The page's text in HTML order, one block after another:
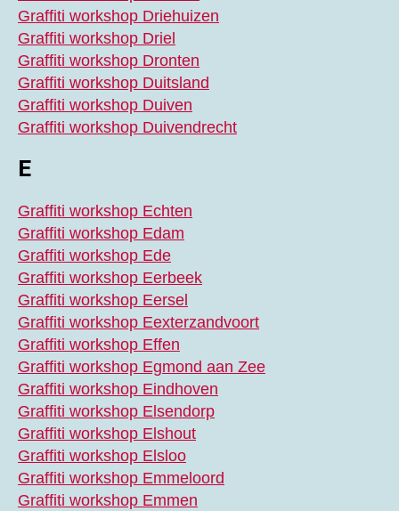
Graffiti workshop Driehuizen
Graffiti workshop Driel
Graffiti workshop Dronten
Graffiti workshop Duitsland
Graffiti workshop Duiven
Graffiti workshop Duivendrecht
E
Graffiti workshop Echten
Graffiti workshop Edam
Graffiti workshop Ede
Graffiti workshop Eerbeek
Graffiti workshop Eersel
Graffiti workshop Eexterzandvoort
Graffiti workshop Effen
Graffiti workshop Egmond aan Zee
Graffiti workshop Eindhoven
Graffiti workshop Elsendorp
Graffiti workshop Elshout
Graffiti workshop Elsloo
Graffiti workshop Emmeloord
Graffiti workshop Emmen